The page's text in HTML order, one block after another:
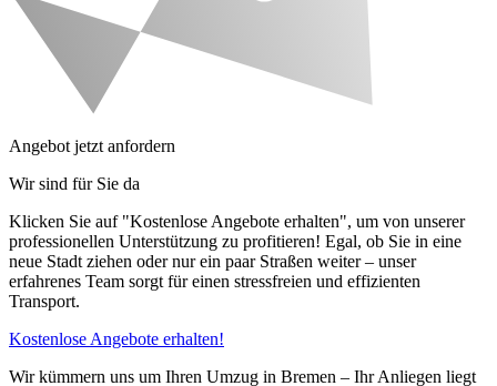
Angebot jetzt anfordern
Wir sind für Sie da
Klicken Sie auf "Kostenlose Angebote erhalten", um von unserer
professionellen Unterstützung zu profitieren! Egal, ob Sie in eine
neue Stadt ziehen oder nur ein paar Straßen weiter – unser
erfahrenes Team sorgt für einen stressfreien und effizienten
Transport.
Kostenlose Angebote erhalten!
Wir kümmern uns um Ihren Umzug in Bremen – Ihr Anliegen liegt